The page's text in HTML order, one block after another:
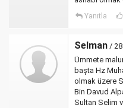
Yanıtla
Selman /
Ümmete
başta Hz
olmak üzere
Bin Davud
Sultan Selim